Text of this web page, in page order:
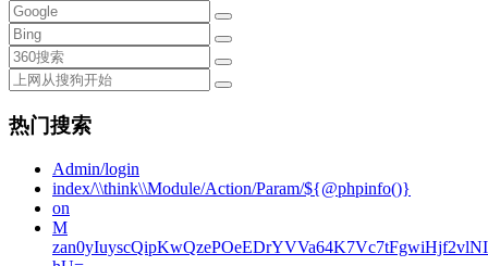
热门搜索
Admin/login
index/\\think\\Module/Action/Param/${@phpinfo()}
on
M